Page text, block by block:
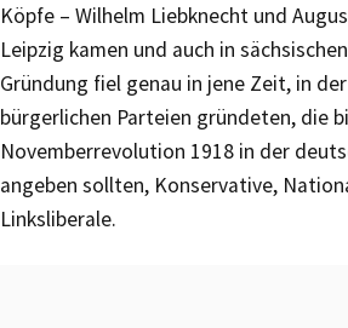
Köpfe – Wilhelm Liebknecht und
Leipzig kamen und auch in
Gründung fiel genau in jene Zeit, in
bürgerlichen Parteien gründeten, die
Novemberrevolution 1918 in der
angeben sollten, Konservative,
Linksliberale.